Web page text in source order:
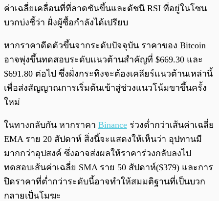
ค่าเฉลี่ยเคลื่อนที่ที่ลาดชันขึ้นและดัชนี RSI ที่อยู่ในโซน
บวกบ่งชี้ว่า ฝั่งผู้ซื้อกำลังได้เปรียบ
หากราคาดีดตัวขึ้นจากระดับปัจจุบัน ราคาของ Bitcoin
อาจพุ่งขึ้นทดสอบระดับแนวต้านสำคัญที่ $669.30 และ
$691.80 ต่อไป ซึ่งฝั่งกระทิงจะต้องเคลียร์แนวต้านเหล่านี้
เพื่อส่งสัญญาณการเริ่มต้นเข้าสู่ช่วงแนวโน้มขาขึ้นครั้ง
ใหม่
ในทางกลับกัน หากราคา Binance ร่วงต่ำกว่าเส้นค่าเฉลี่ย
EMA ราย 20 สัปดาห์ สิ่งนี้จะแสดงให้เห็นว่า อุปทานมี
มากกว่าอุปสงค์ ซึ่งอาจส่งผลให้ราคาร่วงกลับลงไป
ทดสอบเส้นค่าเฉลี่ย SMA ราย 50 สัปดาห์($379) และการ
ปิดราคาที่ต่ำกว่าระดับนี้อาจทำให้สมมติฐานที่เป็นบวก
กลายเป็นโมฆะ